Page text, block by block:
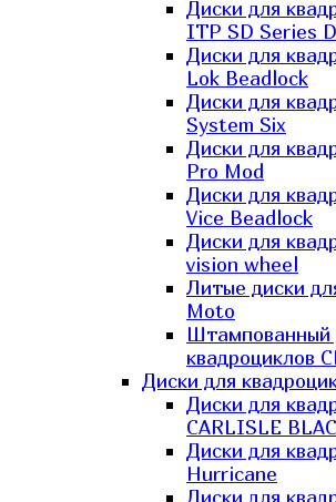
Диски для
ITP SD Series
Диски для
Lok Beadlock
Диски для
System Six
Диски для
Pro Mod
Диски для
Vice Beadlock
Диски для
vision wheel
Литые диски
Moto
Штампованный
квадроциклов
Диски для
Диски для
CARLISLE
Диски для
Hurricane
Диски для